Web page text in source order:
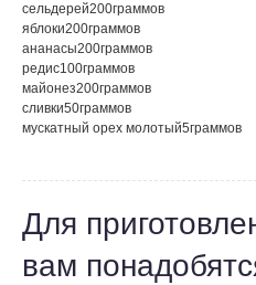
сельдерей200граммов
яблоки200граммов
ананасы200граммов
редис100граммов
майонез200граммов
сливки50граммов
мускатный орех молотый5граммов
Для
вам